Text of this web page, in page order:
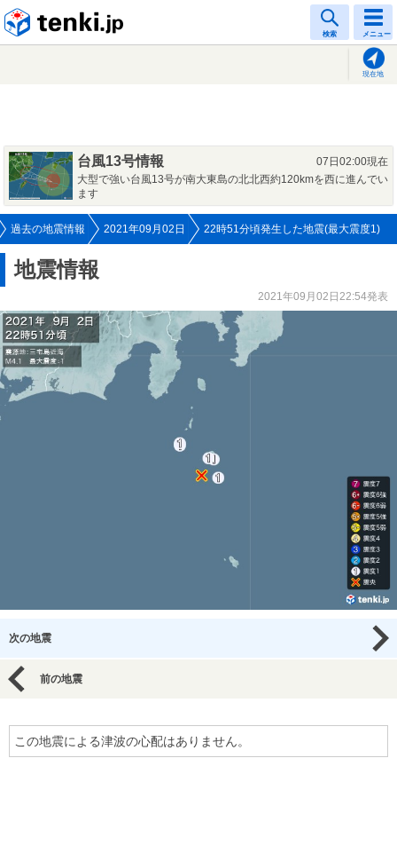
検索 メニュー
現在地
台風13号情報
07日02:00現在
大型で強い台風13号が南大東島の北北西約120kmを西に進んでい
ます
過去の地震情報 2021年09月02日 22時51分頃発生した地震(最大震度1)
地震情報
2021年09月02日22:54発表
次の地震
前の地震
この地震による津波の心配はありません。